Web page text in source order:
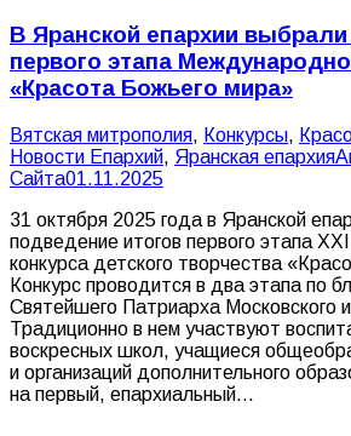
В Яранской епархии
первого этапа
«Красота Божьего мира»
Вятская митрополия, Конкурсы,
Новости Епархий, Яранская епархия
Сайта01.11.2025
31 октября 2025 года в Яранской
подведение итогов первого этапа
конкурса детского творчества
Конкурс проводится в два этапа по
Святейшего Патриарха Московского
Традиционно в нем участвуют
воскресных школ, учащиеся
и организаций дополнительного
на первый, епархиальный…